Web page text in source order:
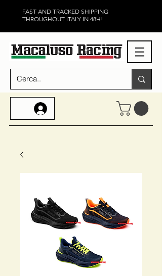
FAST AND TRACKED SHIPPING
THROUGHOUT ITALY IN 48H!